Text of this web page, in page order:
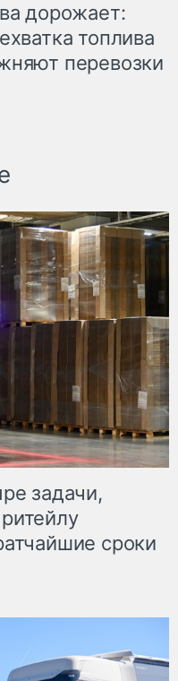
дорожает:
топлива
перевозки
задачи,
сроки